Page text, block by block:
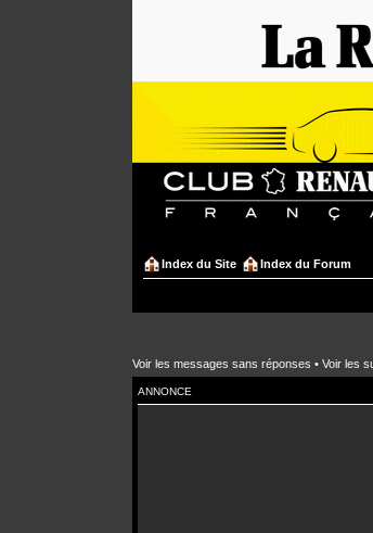
Index du Site Index du Forum
Voir les messages sans réponses • Voir les
ANNONCE